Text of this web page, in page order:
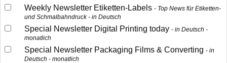
Weekly Newsletter Etiketten-Labels
Top News für Etiketten-
und Schmalbahndruck - in Deutsch
Special Newsletter Digital Printing today
in Deutsch -
monatlich
Special Newsletter Packaging Films & Converting
in
Deutsch - monatlich